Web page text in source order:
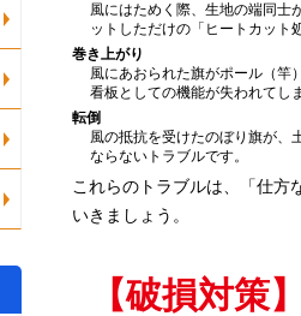
風にはためく際、生地の端同士
ットしただけの「ヒートカット
巻き上がり
風にあおられた旗がポール（竿
看板としての機能が失われてし
転倒
風の抵抗を受けたのぼり旗が、
ならないトラブルです。
これらのトラブルは、「仕方
いきましょう。
【破損対策